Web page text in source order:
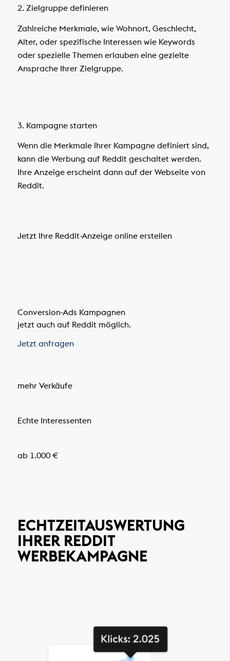
2. Zielgruppe definieren
Zahlreiche Merkmale, wie Wohnort, Geschlecht,
Alter, oder spezifische Interessen wie Keywords
oder spezielle Themen erlauben eine gezielte
Ansprache Ihrer Zielgruppe.
3. Kampagne starten
Wenn die Merkmale Ihrer Kampagne definiert sind,
kann die Werbung auf Reddit geschaltet werden.
Ihre Anzeige erscheint dann auf der Webseite von
Reddit.
Jetzt Ihre Reddit-Anzeige online erstellen
Conversion-Ads Kampagnen
jetzt auch auf Reddit möglich.
Jetzt anfragen
mehr Verkäufe
Echte Interessenten
ab 1.000 €
ECHTZEITAUSWERTUNG
IHRER REDDIT
WERBEKAMPAGNE